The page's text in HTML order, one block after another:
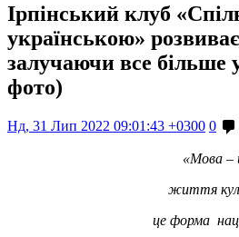
Ірпінський клуб
українською»
залучаючи все більше
фото)
Нд, 31 Лип 2022 09:01:43 +0300 0
«Мова –
життя
це форма